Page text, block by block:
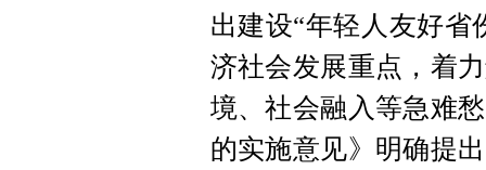
出建设“年轻人友好省
济社会发展重点，着
境、社会融入等急难
的实施意见》明确提